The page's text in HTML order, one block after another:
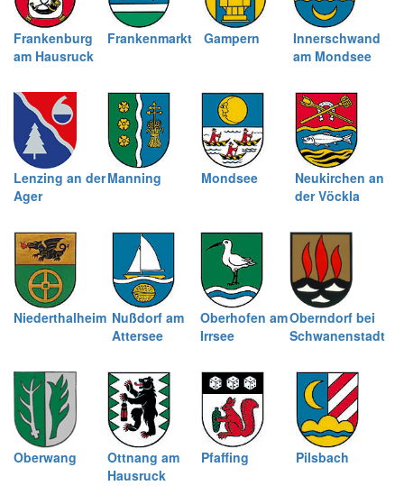
Frankenburg
am Hausruck
Frankenmarkt Gampern
Innerschwand
am Mondsee
Lenzing an der
Ager
Manning Mondsee
Neukirchen an
der Vöckla
Niederthalheim Nußdorf am
Attersee
Oberhofen am
Irrsee
Oberndorf bei
Schwanenstadt
Oberwang
Ottnang am
Hausruck
Pfaffing Pilsbach